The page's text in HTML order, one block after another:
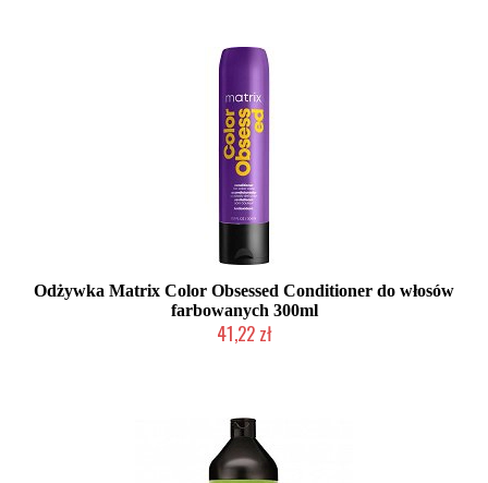
Odżywka Matrix Color Obsessed Conditioner do włosów
farbowanych 300ml
41,22 zł